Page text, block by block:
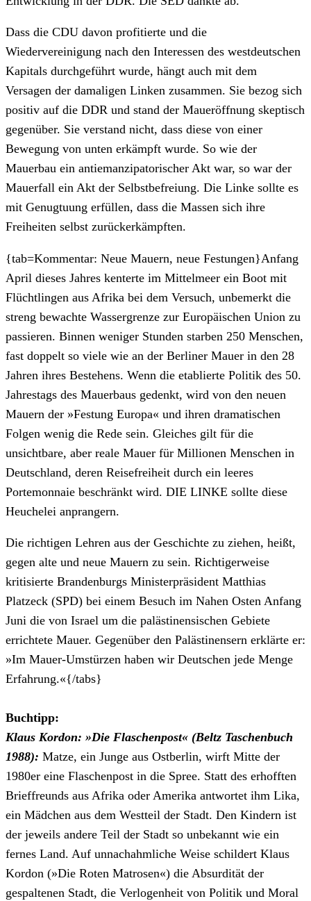
Dass die CDU davon profitierte und die
Wiedervereinigung nach den Interessen des westdeutschen
Kapitals durchgeführt wurde, hängt auch mit dem
Versagen der damaligen Linken zusammen. Sie bezog sich
positiv auf die DDR und stand der Maueröffnung skeptisch
gegenüber. Sie verstand nicht, dass diese von einer
Bewegung von unten erkämpft wurde. So wie der
Mauerbau ein antiemanzipatorischer Akt war, so war der
Mauerfall ein Akt der Selbstbefreiung. Die Linke sollte es
mit Genugtuung erfüllen, dass die Massen sich ihre
Freiheiten selbst zurückerkämpften.
{tab=Kommentar: Neue Mauern, neue Festungen}Anfang
April dieses Jahres kenterte im Mittelmeer ein Boot mit
Flüchtlingen aus Afrika bei dem Versuch, unbemerkt die
streng bewachte Wassergrenze zur Europäischen Union zu
passieren. Binnen weniger Stunden starben 250 Menschen,
fast doppelt so viele wie an der Berliner Mauer in den 28
Jahren ihres Bestehens. Wenn die etablierte Politik des 50.
Jahrestags des Mauerbaus gedenkt, wird von den neuen
Mauern der »Festung Europa« und ihren dramatischen
Folgen wenig die Rede sein. Gleiches gilt für die
unsichtbare, aber reale Mauer für Millionen Menschen in
Deutschland, deren Reisefreiheit durch ein leeres
Portemonnaie beschränkt wird. DIE LINKE sollte diese
Heuchelei anprangern.
Die richtigen Lehren aus der Geschichte zu ziehen, heißt,
gegen alte und neue Mauern zu sein. Richtigerweise
kritisierte Brandenburgs Ministerpräsident Matthias
Platzeck (SPD) bei einem Besuch im Nahen Osten Anfang
Juni die von Israel um die palästinensischen Gebiete
errichtete Mauer. Gegenüber den Palästinensern erklärte er:
»Im Mauer-Umstürzen haben wir Deutschen jede Menge
Erfahrung.«{/tabs}
Buchtipp:
Klaus Kordon: »Die Flaschenpost« (Beltz Taschenbuch
1988): Matze, ein Junge aus Ostberlin, wirft Mitte der
1980er eine Flaschenpost in die Spree. Statt des erhofften
Brieffreunds aus Afrika oder Amerika antwortet ihm Lika,
ein Mädchen aus dem Westteil der Stadt. Den Kindern ist
der jeweils andere Teil der Stadt so unbekannt wie ein
fernes Land. Auf unnachahmliche Weise schildert Klaus
Kordon (»Die Roten Matrosen«) die Absurdität der
gespaltenen Stadt, die Verlogenheit von Politik und Moral